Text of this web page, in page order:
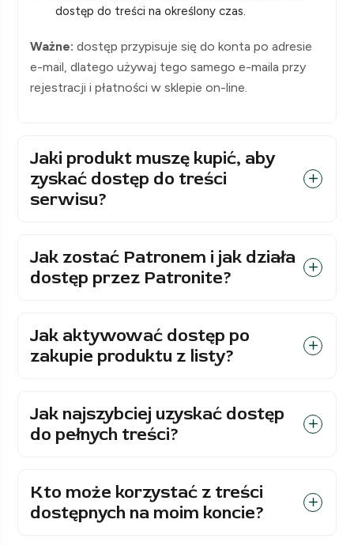
dostęp do treści na określony czas.
Ważne: dostęp przypisuje się do konta po adresie
e-mail, dlatego używaj tego samego e-maila przy
rejestracji i płatności w sklepie on-line.
Jaki produkt muszę kupić, aby
zyskać dostęp do treści
serwisu?
Jak zostać Patronem i jak działa
dostęp przez Patronite?
Jak aktywować dostęp po
zakupie produktu z listy?
Jak najszybciej uzyskać dostęp
do pełnych treści?
Kto może korzystać z treści
dostępnych na moim koncie?